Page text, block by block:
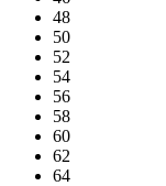
48
50
52
54
56
58
60
62
64